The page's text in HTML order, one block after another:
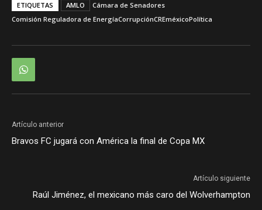
ETIQUETAS AMLO
Cámara de Senadores
Comisión Reguladora de EnergíaCorrupciónCREméxicoPolítica
Artículo anterior
Bravos FC jugará con América la final de Copa MX
Artículo siguiente
Raúl Jiménez, el mexicano más caro del Wolverhampton